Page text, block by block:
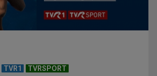
TVR1 TVRSPORT